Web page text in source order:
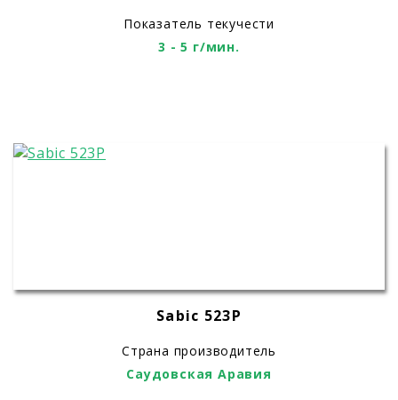
Показатель текучести
3 - 5 г/мин.
Sabic 523P
Страна производитель
Саудовская Аравия